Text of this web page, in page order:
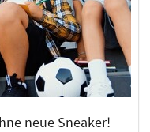
neue Sneaker!